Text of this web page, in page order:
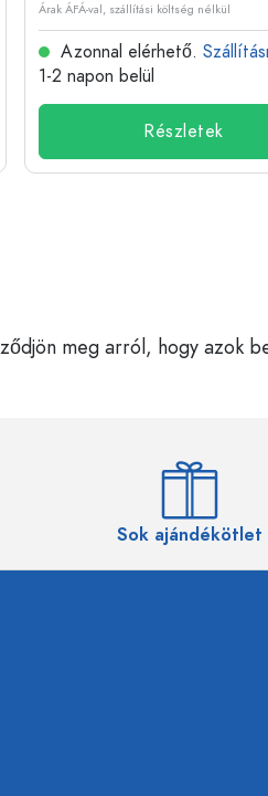
Árak ÁFÁ-val, szállítási költség nélkül
Azonnal elérhető.
1-2 napon belül
Részletek
meg arról, hogy azok
Sok ajándékötlet